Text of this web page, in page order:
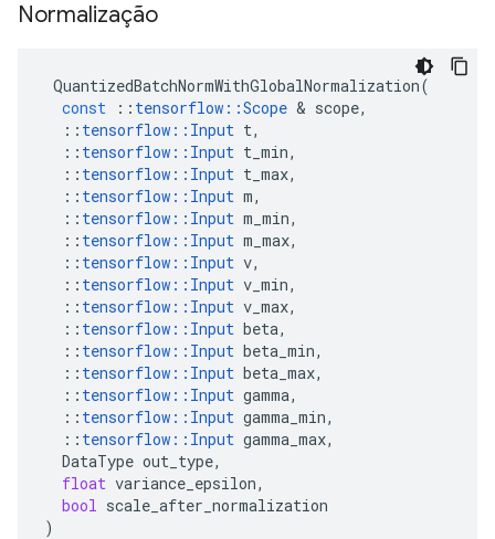
Normalização
QuantizedBatchNormWithGlobalNormalization(
const
:: tensorflow ::Scope & scope,
:: tensorflow :: Input t,
:: tensorflow :: Input t_min,
:: tensorflow :: Input t_max,
:: tensorflow :: Input m,
:: tensorflow :: Input m_min,
:: tensorflow :: Input m_max,
:: tensorflow :: Input v,
:: tensorflow :: Input v_min,
:: tensorflow :: Input v_max,
:: tensorflow :: Input beta,
:: tensorflow :: Input beta_min,
:: tensorflow :: Input beta_max,
:: tensorflow :: Input gamma,
:: tensorflow :: Input gamma_min,
:: tensorflow :: Input gamma_max,
DataType out_type,
float variance_epsilon,
bool scale_after_normalization
)